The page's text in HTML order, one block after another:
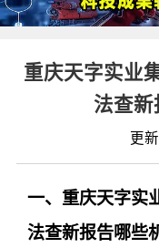
重庆天字实业
法查
更
一、重庆天字实
法查新报告哪些